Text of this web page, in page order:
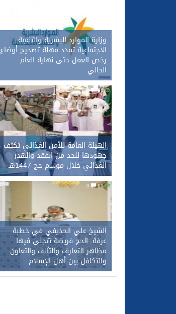
وزارة الموارد البشرية والتنمية
الاجتماعية تمدد مهلة تصحيح أوضاع
رخص العمل حتى نهاية العام
الحالي
66
0
الهيئة العامة للأمن الغذائي تكثف
جهودها للحد من الفقد والهدر
الغذائي خلال موسم حج 1447هـ
69
الشيخ علي الحذيفي في خطبة
عرفة: الحج فريضة تتجلى فيها
مظاهر التعارف والتآلف والتعاون
والتكافل بين أهل الإسلام